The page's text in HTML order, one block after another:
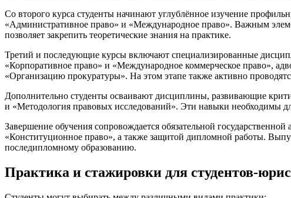
Со второго курса студенты начинают углублённое изучение
«Административное право» и «Международное право». Важным
позволяет закрепить теоретические знания на практике.
Третий и последующие курсы включают специализированные
«Корпоративное право» и «Международное коммерческое право»,
«Организацию прокуратуры». На этом этапе также активно
Дополнительно студенты осваивают дисциплины, развивающие
и «Методология правовых исследований». Эти навыки необходимы
Завершение обучения сопровождается обязательной
«Конституционное право», а также защитой дипломной работы.
последипломному образованию.
Практика и стажировки для студентов-